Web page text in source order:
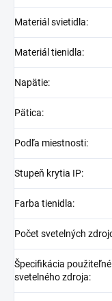
Materiál svietidla:
Materiál tienidla:
Napätie:
Pätica:
Podľa miestnosti:
Stupeň krytia IP:
Farba tienidla:
Počet svetelných
Špecifikácia
svetelného zdroja: